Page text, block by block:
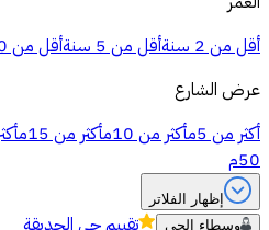
أقل من 2 سنة
أقل من 5 سنة
أقل من 10 سنة
عرض الشارع
أكثر من 5م
أكثر من 10م أكثر من 15م
50م
إظهار الفلاتر
وسطاء الحي
تقييمحي الحديقة